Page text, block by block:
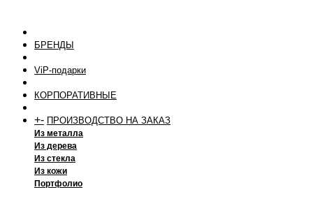
БРЕНДЫ
ViP-подарки
КОРПОРАТИВНЫЕ
+- ПРОИЗВОДСТВО НА ЗАКАЗ
Из металла
Из дерева
Из стекла
Из кожи
Портфолио